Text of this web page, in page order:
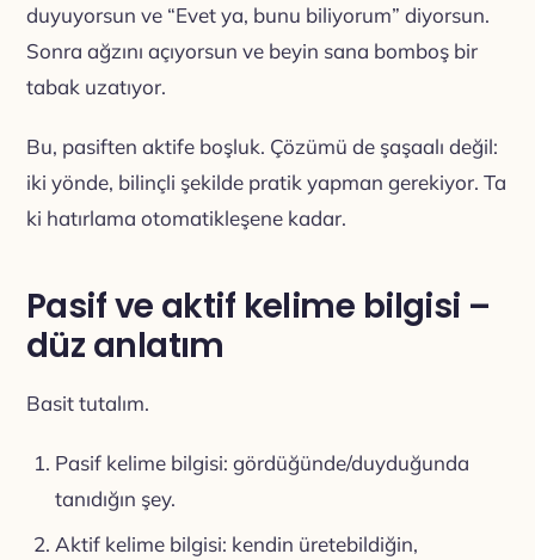
duyuyorsun ve “Evet ya, bunu biliyorum” diyorsun.
Sonra ağzını açıyorsun ve beyin sana bomboş bir
tabak uzatıyor.
Bu, pasiften aktife boşluk. Çözümü de şaşaalı değil:
iki yönde, bilinçli şekilde pratik yapman gerekiyor. Ta
ki hatırlama otomatikleşene kadar.
Pasif ve aktif kelime bilgisi –
düz anlatım
Basit tutalım.
Pasif kelime bilgisi: gördüğünde/duyduğunda
tanıdığın şey.
Aktif kelime bilgisi: kendin üretebildiğin,